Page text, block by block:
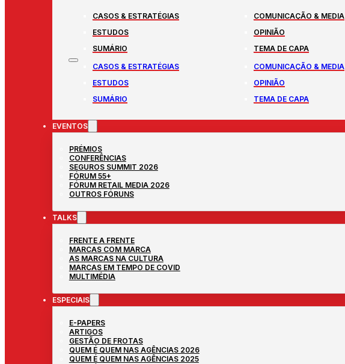
CASOS & ESTRATÉGIAS COMUNICAÇÃO & MEDIA
ESTUDOS
OPINIÃO
SUMÁRIO
TEMA DE CAPA
CASOS & ESTRATÉGIAS
COMUNICAÇÃO & MEDIA
ESTUDOS
OPINIÃO
SUMÁRIO
TEMA DE CAPA
EVENTOS
PRÉMIOS
CONFERÊNCIAS
SEGUROS SUMMIT 2026
FÓRUM 55+
FÓRUM RETAIL MEDIA 2026
OUTROS FÓRUNS
TALKS
FRENTE A FRENTE
MARCAS COM MARCA
AS MARCAS NA CULTURA
MARCAS EM TEMPO DE COVID
MULTIMÉDIA
ESPECIAIS
E-PAPERS
ARTIGOS
GESTÃO DE FROTAS
QUEM É QUEM NAS AGÊNCIAS 2026
QUEM É QUEM NAS AGÊNCIAS 2025